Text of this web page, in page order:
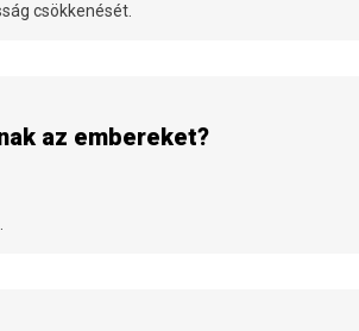
csökkenését.
az embereket?